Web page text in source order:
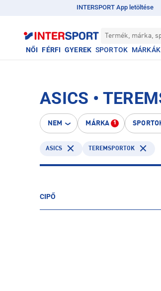
INTERSPORT App letöltése
Termék, márka,
NŐI FÉRFI GYEREK SPORTOK MÁRKÁK
ASICS •
NEM MÁRKA 1
ASICS TEREMSPORTOK
CIPŐ